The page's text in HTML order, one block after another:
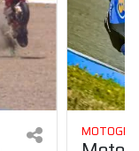
MOTOGP